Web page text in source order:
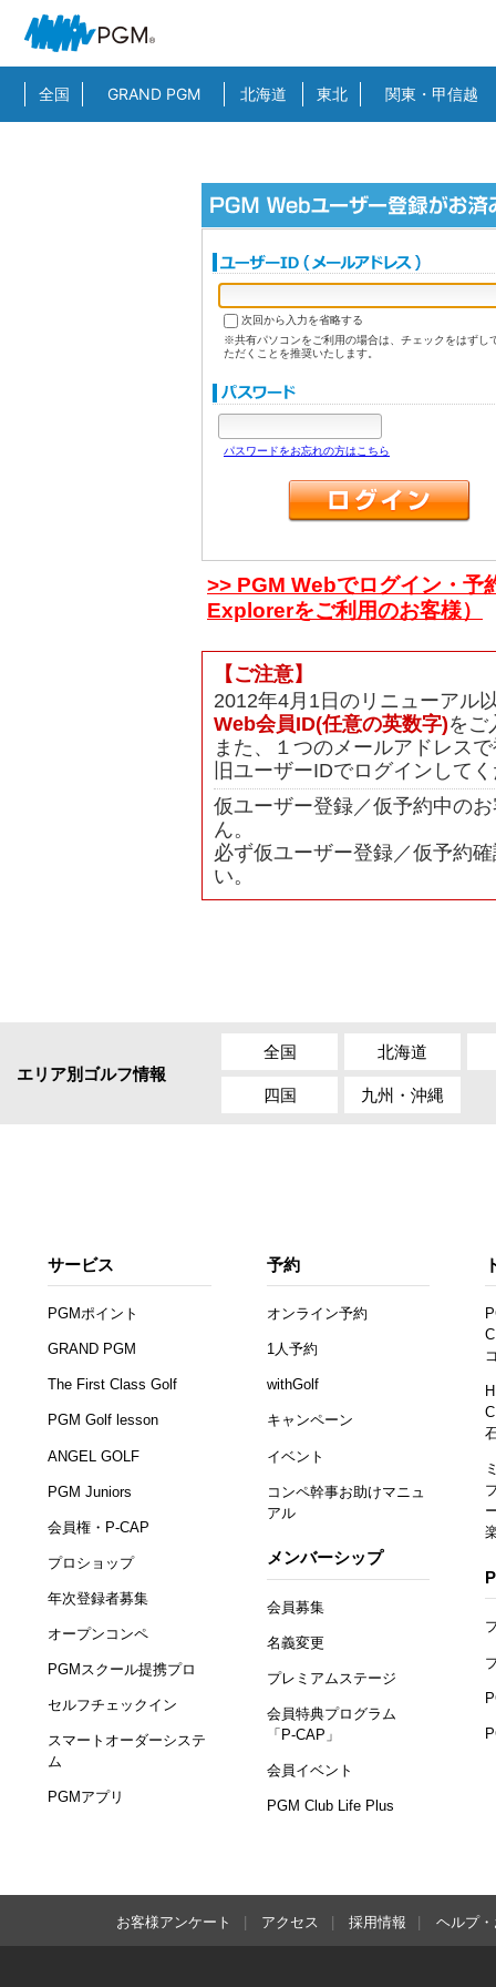
全国 GRAND PGM 北海道 東北 関東・甲信越
次回から入力を省略する
※共有パソコンをご利用の場合は、チェックをはずし
ただくことを推奨いたします。
パスワードをお忘れの方はこちら
>> PGM Webでログイン・予
Explorerをご利用のお客様）
【ご注意】
2012年4月1日のリニューアル
Web会員ID(任意の英数字)をご
また、１つのメールアドレス
旧ユーザーIDでログインして
仮ユーザー登録／仮予約中の
ん。
必ず仮ユーザー登録／仮予約
い。
エリア別ゴルフ情報
全国 北海道
四国 九州・沖縄
サービス
PGMポイント
GRAND PGM
The First Class Golf
PGM Golf lesson
ANGEL GOLF
PGM Juniors
会員権・P-CAP
プロショップ
年次登録者募集
オープンコンペ
PGMスクール提携プロ
セルフチェックイン
スマートオーダーシステ
ム
PGMアプリ
予約
オンライン予約
1人予約
withGolf
キャンペーン
イベント
コンペ幹事お助けマニュ
アル
メンバーシップ
会員募集
名義変更
プレミアムステージ
会員特典プログラム
「P-CAP」
会員イベント
PGM Club Life Plus
お客様アンケート アクセス 採用情報 ヘルプ